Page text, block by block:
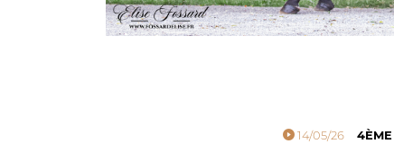
14/05/26 4ÈME